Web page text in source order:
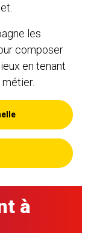
les
composer
en tenant
à